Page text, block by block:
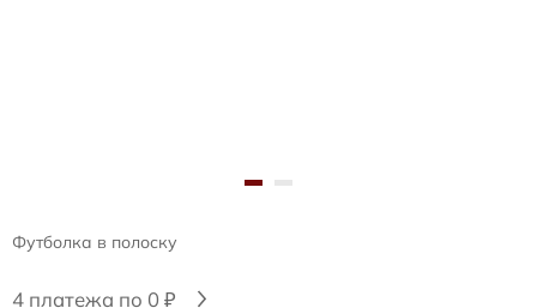
Футболка в полоску
4 платежа по 0 ₽